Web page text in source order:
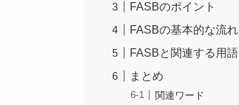
FASBのポイント
FASBの基本的な流れ
FASBと関連する用語
まとめ
関連ワード